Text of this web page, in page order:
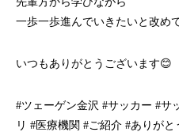
一歩一歩進んでいきたいと改め
いつもありがとうございます😊
#ツェーゲン金沢 #サッカー #サ
リ #医療機関 #ご紹介 #ありがと